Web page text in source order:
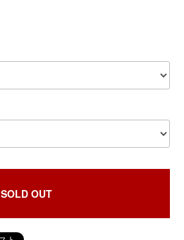
SOLD OUT